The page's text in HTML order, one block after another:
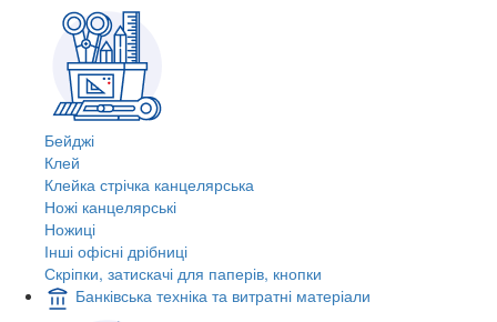
Бейджі
Клей
Клейка стрічка канцелярська
Ножі канцелярські
Ножиці
Інші офісні дрібниці
Скріпки, затискачі для паперів, кнопки
Банківська техніка та витратні матеріали